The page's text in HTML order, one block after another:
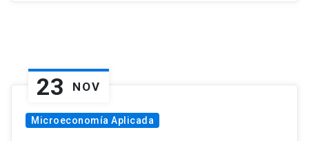
23 NOV
Microeconomía Aplicada